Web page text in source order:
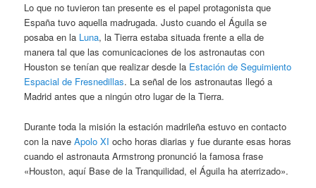
Lo que no tuvieron tan presente es el papel protagonista que
España tuvo aquella madrugada. Justo cuando el Águila se
posaba en la Luna, la Tierra estaba situada frente a ella de
manera tal que las comunicaciones de los astronautas con
Houston se tenían que realizar desde la Estación de Seguimiento
Espacial de Fresnedillas. La señal de los astronautas llegó a
Madrid antes que a ningún otro lugar de la Tierra.
Durante toda la misión la estación madrileña estuvo en contacto
con la naveApolo XI ocho horas diarias y fue durante esas horas
cuando el astronauta Armstrong pronunció la famosa frase
«Houston, aquí Base de la Tranquilidad, el Águila ha aterrizado».